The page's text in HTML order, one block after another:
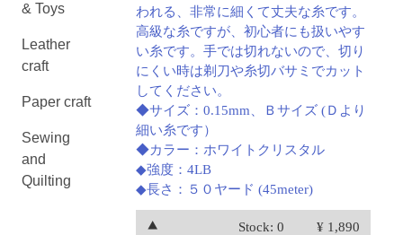
& Toys
Leather
craft
Paper craft
Sewing
and
Quilting
われる、非常に細くて丈夫な糸です。
高級な糸ですが、初心者にも扱いやす
い糸です。手では切れないので、切り
にくい時は剃刀や糸切バサミでカット
してください。
◆サイズ：0.15mm、Ｂサイズ (Ｄより
細い糸です）
◆カラー：ホワイトクリスタル
◆強度：4LB
◆長さ：５０ヤード (45meter)
⯅
Stock: 0 ¥ 1,890